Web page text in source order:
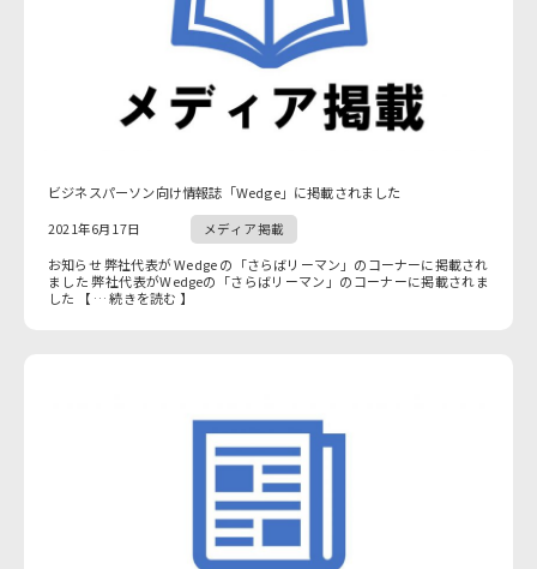
ビジネスパーソン向け情報誌「Wedge」に掲載されました
2021年6月17日 メディア掲載
お知らせ 弊社代表が Wedge の「さらばリーマン」のコーナーに掲載され
ました 弊社代表がWedgeの「さらばリーマン」のコーナーに掲載されま
した 【 … 続きを読む 】